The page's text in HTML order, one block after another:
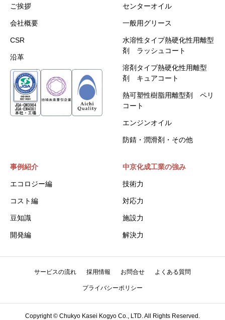
ご挨拶
会社概要
CSR
沿革
センターオイル
一般用グリース
水溶性タイプ熱硬化性用離型
剤 ラッシュコート
溶剤タイプ熱硬化性用離型
剤 キュアコート
熱可塑性樹脂用離型剤 ペリ
コート
エンジンオイル
防錆・潤滑剤・その他
事例紹介
エコロジー編
コスト編
豆知識
開発編
中京化成工業の強み
技術力
対応力
施設力
解決力
サービスの流れ 採用情報 お問合せ よくある質問
プライバシーポリシー
Copyright © Chukyo Kasei Kogyo Co., LTD. All Rights Reserved.